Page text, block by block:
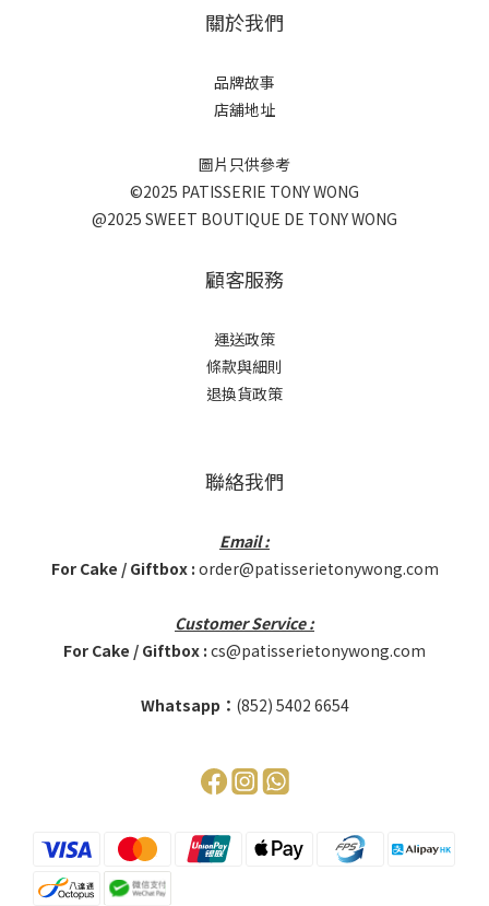
關於我們
品牌故事
店舖地址
圖片只供參考
©2025 PATISSERIE TONY WONG
@2025 SWEET BOUTIQUE DE TONY WONG
顧客服務
運送政策
條款與細則
退換貨政策
聯絡我們
Email :
For Cake / Giftbox : order@patisserietonywong.com
Customer Service :
For Cake / Giftbox : cs@patisserietonywong.com
Whatsapp： (852) 5402 6654